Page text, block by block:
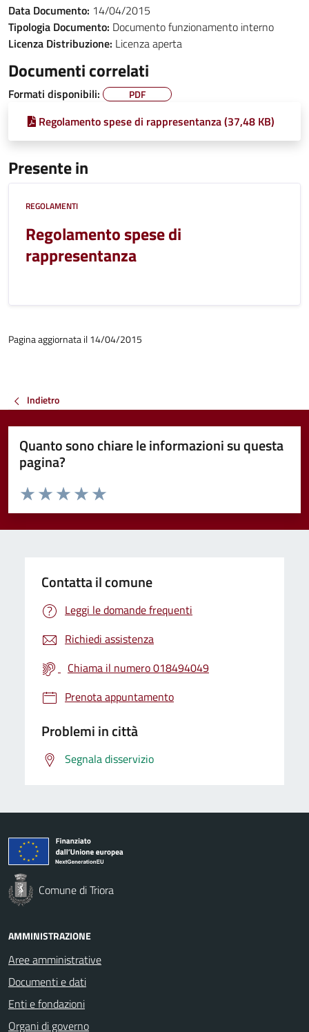
Data Documento: 14/04/2015
Tipologia Documento: Documento funzionamento interno
Licenza Distribuzione: Licenza aperta
Documenti correlati
Formati disponibili: PDF
Regolamento spese di rappresentanza (37,48 KB)
Presente in
REGOLAMENTI
Regolamento spese di
rappresentanza
Pagina aggiornata il 14/04/2015
Indietro
Quanto sono chiare le informazioni su questa
pagina?
Valuta da 1 a 5 stelle la pagina
Valuta 5 stelle su 5
Valuta 4 stelle su 5
Valuta 3 stelle su 5
Valuta 2 stelle su 5
Valuta 1 stelle su 5
Contatta il comune
Leggi le domande frequenti
Richiedi assistenza
Chiama il numero 018494049
Prenota appuntamento
Problemi in città
Segnala disservizio
Comune di Triora
AMMINISTRAZIONE
Aree amministrative
Documenti e dati
Enti e fondazioni
Organi di governo